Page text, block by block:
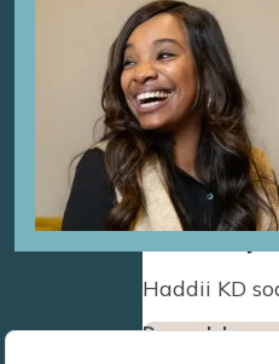
KD way
waxay
Waxa
dahabiga
ogaato in
leedahay.
Haddii KD
Daryeelaha